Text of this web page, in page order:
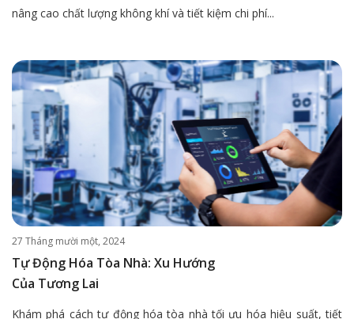
nâng cao chất lượng không khí và tiết kiệm chi phí...
27 Tháng mười một, 2024
Tự Động Hóa Tòa Nhà: Xu Hướng
Của Tương Lai
Khám phá cách tự động hóa tòa nhà tối ưu hóa hiệu suất, tiết